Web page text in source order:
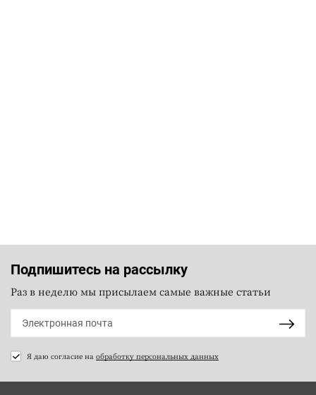
Подпишитесь на рассылку
Раз в неделю мы присылаем самые важные статьи
Я даю согласие на обработку персональных данных